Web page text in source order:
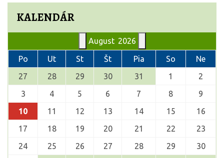
KALENDÁR
August 2026
Po
Ut St Št Pia So
Ne
27
28 29 30 31 1
2
3
4 5 6 7 8
9
10
11 12 13 14 15
16
17
18 19 20 21 22
23
24
25 26 27 28 29
30